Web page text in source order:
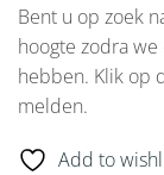
Bent u op zoek
hoogte zodra
hebben. Klik op
melden.
Add to